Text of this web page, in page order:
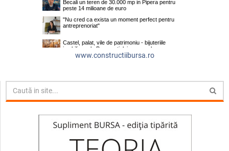
www.constructiibursa.ro